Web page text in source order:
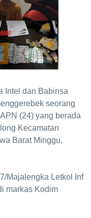
Intel dan Babinsa
seorang
(24) yang berada
Kecamatan
Barat Minggu,
Majalengka Letkol Inf
markas Kodim